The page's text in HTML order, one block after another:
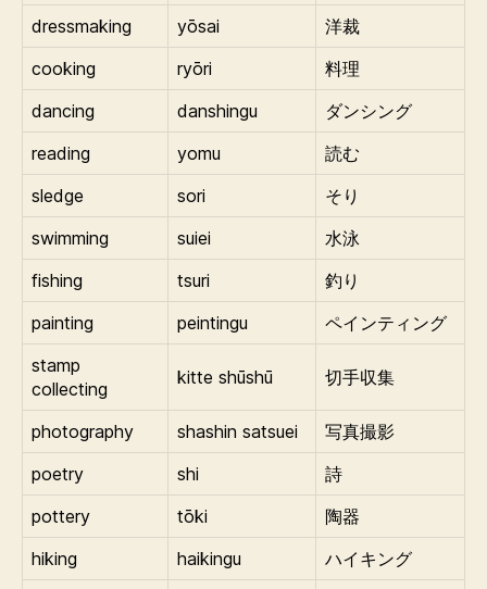
dressmaking
yōsai
洋裁
cooking
ryōri
料理
dancing
danshingu
ダンシング
reading
yomu
読む
sledge
sori
そり
swimming
suiei
水泳
fishing
tsuri
釣り
painting
peintingu
ペインティング
stamp
collecting
kitte shūshū 切手収集
photography shashin satsuei
写真撮影
poetry
shi
詩
pottery
tōki
陶器
hiking
haikingu
ハイキング